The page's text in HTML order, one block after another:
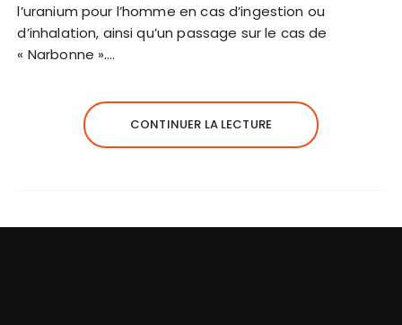
l’uranium pour l’homme en cas d’ingestion ou
d’inhalation, ainsi qu’un passage sur le cas de
« Narbonne »….
CONTINUER LA LECTURE